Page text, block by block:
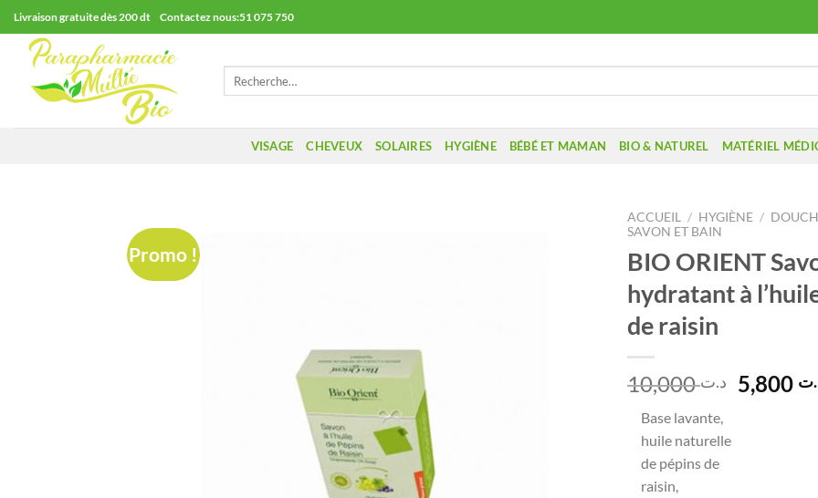
Passer
au
contenu
Livraison gratuite dès 200 dt Contactez nous:51 075 750
VISAGE CHEVEUX SOLAIRES HYGIÈNE BÉBÉ ET MAMAN BIO & NATUREL MATÉRIEL
Promo !
ACCUEIL / HYGIÈNE /
SAVON ET BAIN
BIO ORIENT
hydratant à
de raisin
د.ت10,000
Le
prix
Base lavante,
huile naturelle
de pépins de
raisin,